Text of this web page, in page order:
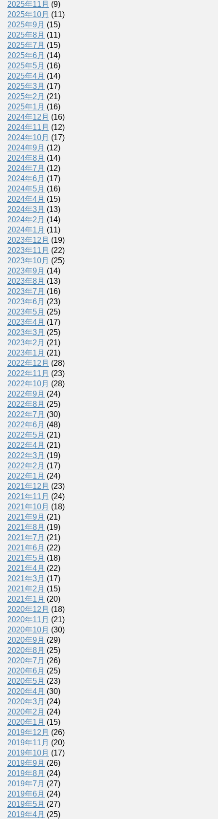
2025年11月 (9)
2025年10月 (11)
2025年9月 (15)
2025年8月 (11)
2025年7月 (15)
2025年6月 (14)
2025年5月 (16)
2025年4月 (14)
2025年3月 (17)
2025年2月 (21)
2025年1月 (16)
2024年12月 (16)
2024年11月 (12)
2024年10月 (17)
2024年9月 (12)
2024年8月 (14)
2024年7月 (12)
2024年6月 (17)
2024年5月 (16)
2024年4月 (15)
2024年3月 (13)
2024年2月 (14)
2024年1月 (11)
2023年12月 (19)
2023年11月 (22)
2023年10月 (25)
2023年9月 (14)
2023年8月 (13)
2023年7月 (16)
2023年6月 (23)
2023年5月 (25)
2023年4月 (17)
2023年3月 (25)
2023年2月 (21)
2023年1月 (21)
2022年12月 (28)
2022年11月 (23)
2022年10月 (28)
2022年9月 (24)
2022年8月 (25)
2022年7月 (30)
2022年6月 (48)
2022年5月 (21)
2022年4月 (21)
2022年3月 (19)
2022年2月 (17)
2022年1月 (24)
2021年12月 (23)
2021年11月 (24)
2021年10月 (18)
2021年9月 (21)
2021年8月 (19)
2021年7月 (21)
2021年6月 (22)
2021年5月 (18)
2021年4月 (22)
2021年3月 (17)
2021年2月 (15)
2021年1月 (20)
2020年12月 (18)
2020年11月 (21)
2020年10月 (30)
2020年9月 (29)
2020年8月 (25)
2020年7月 (26)
2020年6月 (25)
2020年5月 (23)
2020年4月 (30)
2020年3月 (24)
2020年2月 (24)
2020年1月 (15)
2019年12月 (26)
2019年11月 (20)
2019年10月 (17)
2019年9月 (26)
2019年8月 (24)
2019年7月 (27)
2019年6月 (24)
2019年5月 (27)
2019年4月 (25)